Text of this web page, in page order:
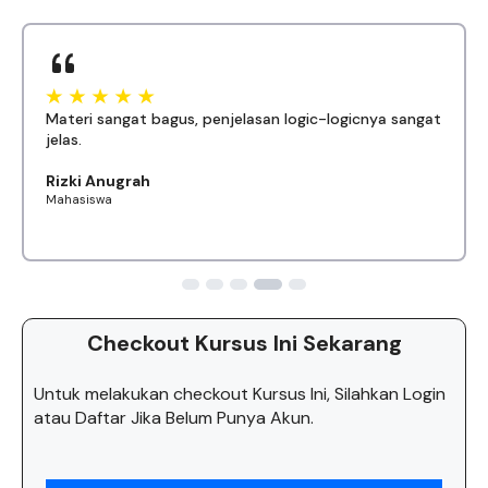
Materi sangat bagus, penjelasan logic-logicnya sangat
jelas.
Rizki Anugrah
Mahasiswa
Checkout Kursus Ini Sekarang
Untuk melakukan checkout Kursus Ini, Silahkan Login
atau Daftar Jika Belum Punya Akun.